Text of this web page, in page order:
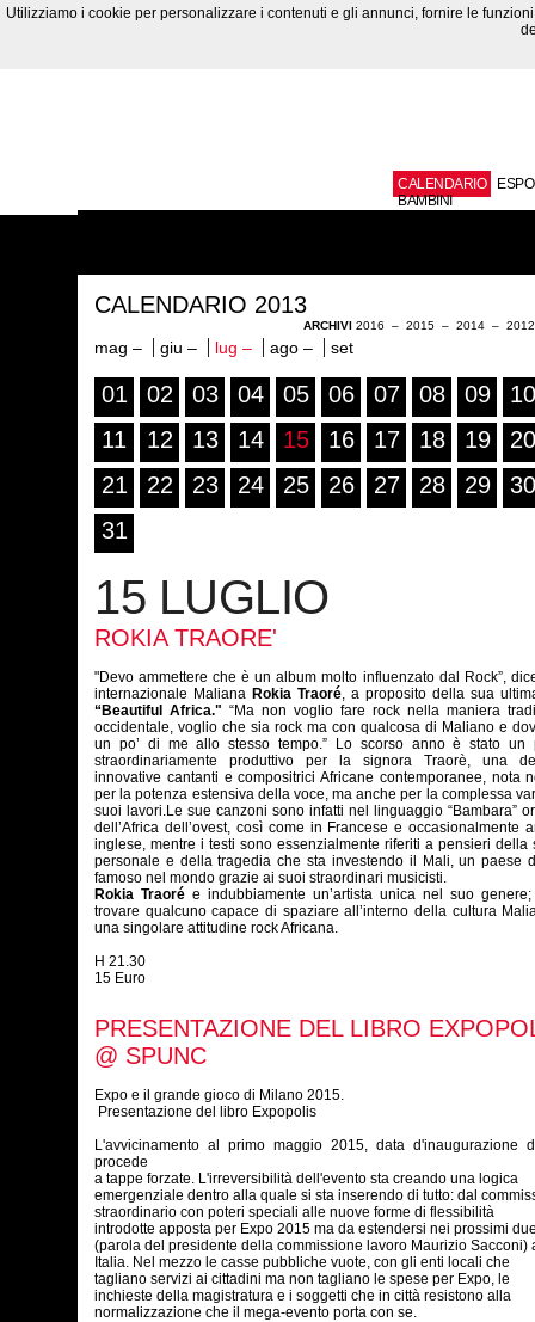
CALENDARIO
BAMBINI
CALENDARIO 2013
ARCHIVI 2016 – 2015 – 2014 –
mag – giu – lug – ago – set
01 02 03 04 05 06 07 08 09
10
11
12 13 14 15 16 17 18 19
20
21
22 23 24 25 26 27 28 29
30
31
15 LUGLIO
ROKIA TRAORE'
"Devo ammettere che è un album molto influenzato dal Rock”,
internazionale Maliana Rokia Traoré, a proposito della sua
“Beautiful Africa." “Ma non voglio fare rock nella maniera
occidentale, voglio che sia rock ma con qualcosa di Maliano e
un po’ di me allo stesso tempo.” Lo scorso anno è stato un
straordinariamente produttivo per la signora Traorè, una
innovative cantanti e compositrici Africane contemporanee, nota
per la potenza estensiva della voce, ma anche per la complessa
suoi lavori.Le sue canzoni sono infatti nel linguaggio “Bambara”
dell’Africa dell’ovest, così come in Francese e occasionalmente
inglese, mentre i testi sono essenzialmente riferiti a pensieri della
personale e della tragedia che sta investendo il Mali, un paese
famoso nel mondo grazie ai suoi straordinari musicisti.
Rokia Traoré e indubbiamente un’artista unica nel suo
trovare qualcuno capace di spaziare all’interno della cultura
una singolare attitudine rock Africana.
H 21.30
15 Euro
PRESENTAZIONE DEL LIBRO
@ SPUNC
Expo e il grande gioco di Milano 2015.
Presentazione del libro Expopolis
L'avvicinamento al primo maggio 2015, data d'inaugurazione
procede
a tappe forzate. L'irreversibilità dell'evento sta creando una logica
emergenziale dentro alla quale si sta inserendo di tutto: dal
straordinario con poteri speciali alle nuove forme di flessibilità
introdotte apposta per Expo 2015 ma da estendersi nei prossimi
(parola del presidente della commissione lavoro Maurizio Sacconi)
Italia. Nel mezzo le casse pubbliche vuote, con gli enti locali che
tagliano servizi ai cittadini ma non tagliano le spese per Expo, le
inchieste della magistratura e i soggetti che in città resistono alla
normalizzazione che il mega-evento porta con se.
Utilizziamo i cookie per personalizzare i contenuti e gli annunci, fornire le